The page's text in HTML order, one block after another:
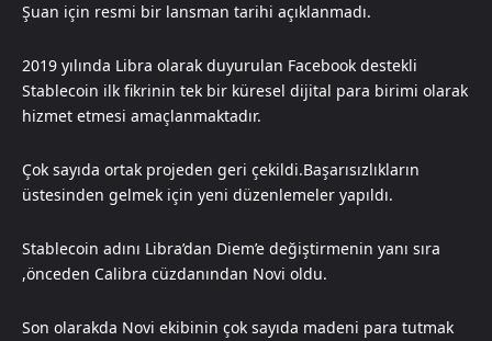
Şuan için resmi bir lansman tarihi açıklanmadı.
2019 yılında Libra olarak duyurulan Facebook destekli
Stablecoin ilk fikrinin tek bir küresel dijital para birimi olarak
hizmet etmesi amaçlanmaktadır.
Çok sayıda ortak projeden geri çekildi.Başarısızlıkların
üstesinden gelmek için yeni düzenlemeler yapıldı.
Stablecoin adını Libra’dan Diem’e değiştirmenin yanı sıra
,önceden Calibra cüzdanından Novi oldu.
Son olarakda Novi ekibinin çok sayıda madeni para tutmak